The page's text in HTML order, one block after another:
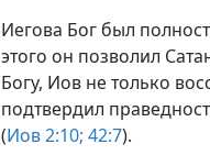
Иегова Бог был
этого он позволил
Богу, Иов не только
подтвердил
(Иов 2:10; 42:7).